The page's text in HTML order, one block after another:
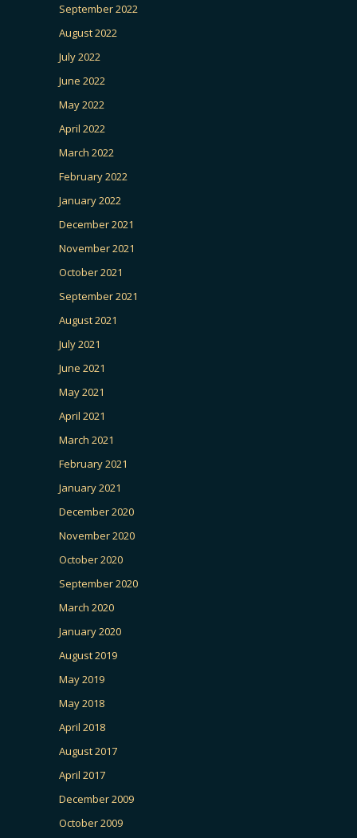
September 2022
August 2022
July 2022
June 2022
May 2022
April 2022
March 2022
February 2022
January 2022
December 2021
November 2021
October 2021
September 2021
August 2021
July 2021
June 2021
May 2021
April 2021
March 2021
February 2021
January 2021
December 2020
November 2020
October 2020
September 2020
March 2020
January 2020
August 2019
May 2019
May 2018
April 2018
August 2017
April 2017
December 2009
October 2009